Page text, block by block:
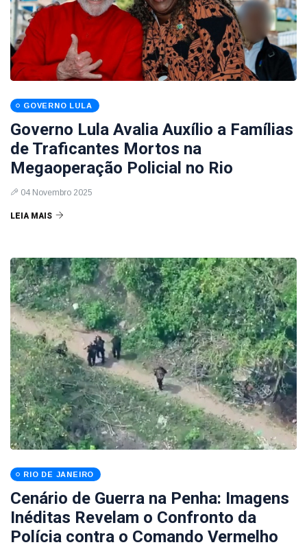
GOVERNO LULA
Governo Lula Avalia Auxílio a Famílias
de Traficantes Mortos na
Megaoperação Policial no Rio
04 Novembro 2025
LEIA MAIS
RIO DE JANEIRO
Cenário de Guerra na Penha: Imagens
Inéditas Revelam o Confronto da
Polícia contra o Comando Vermelho